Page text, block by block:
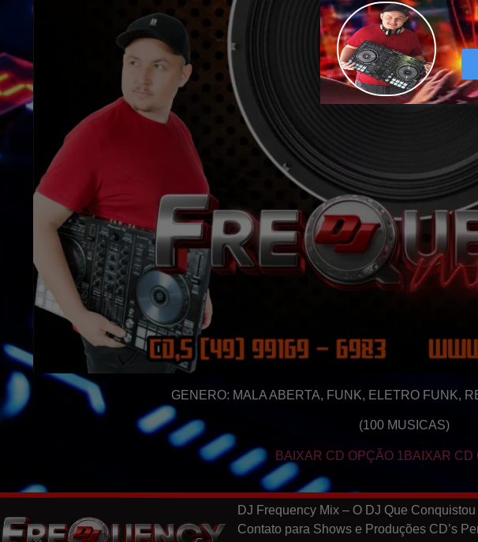
GENERO: MALA ABERTA, FUNK, ELETRO FUNK,
(100 MUSICAS)
BAIXAR CD OPÇÃO 1 BAIXAR CD
DJ Frequency Mix – O DJ Que Conquistou
Contato para Shows e Produções CD’s